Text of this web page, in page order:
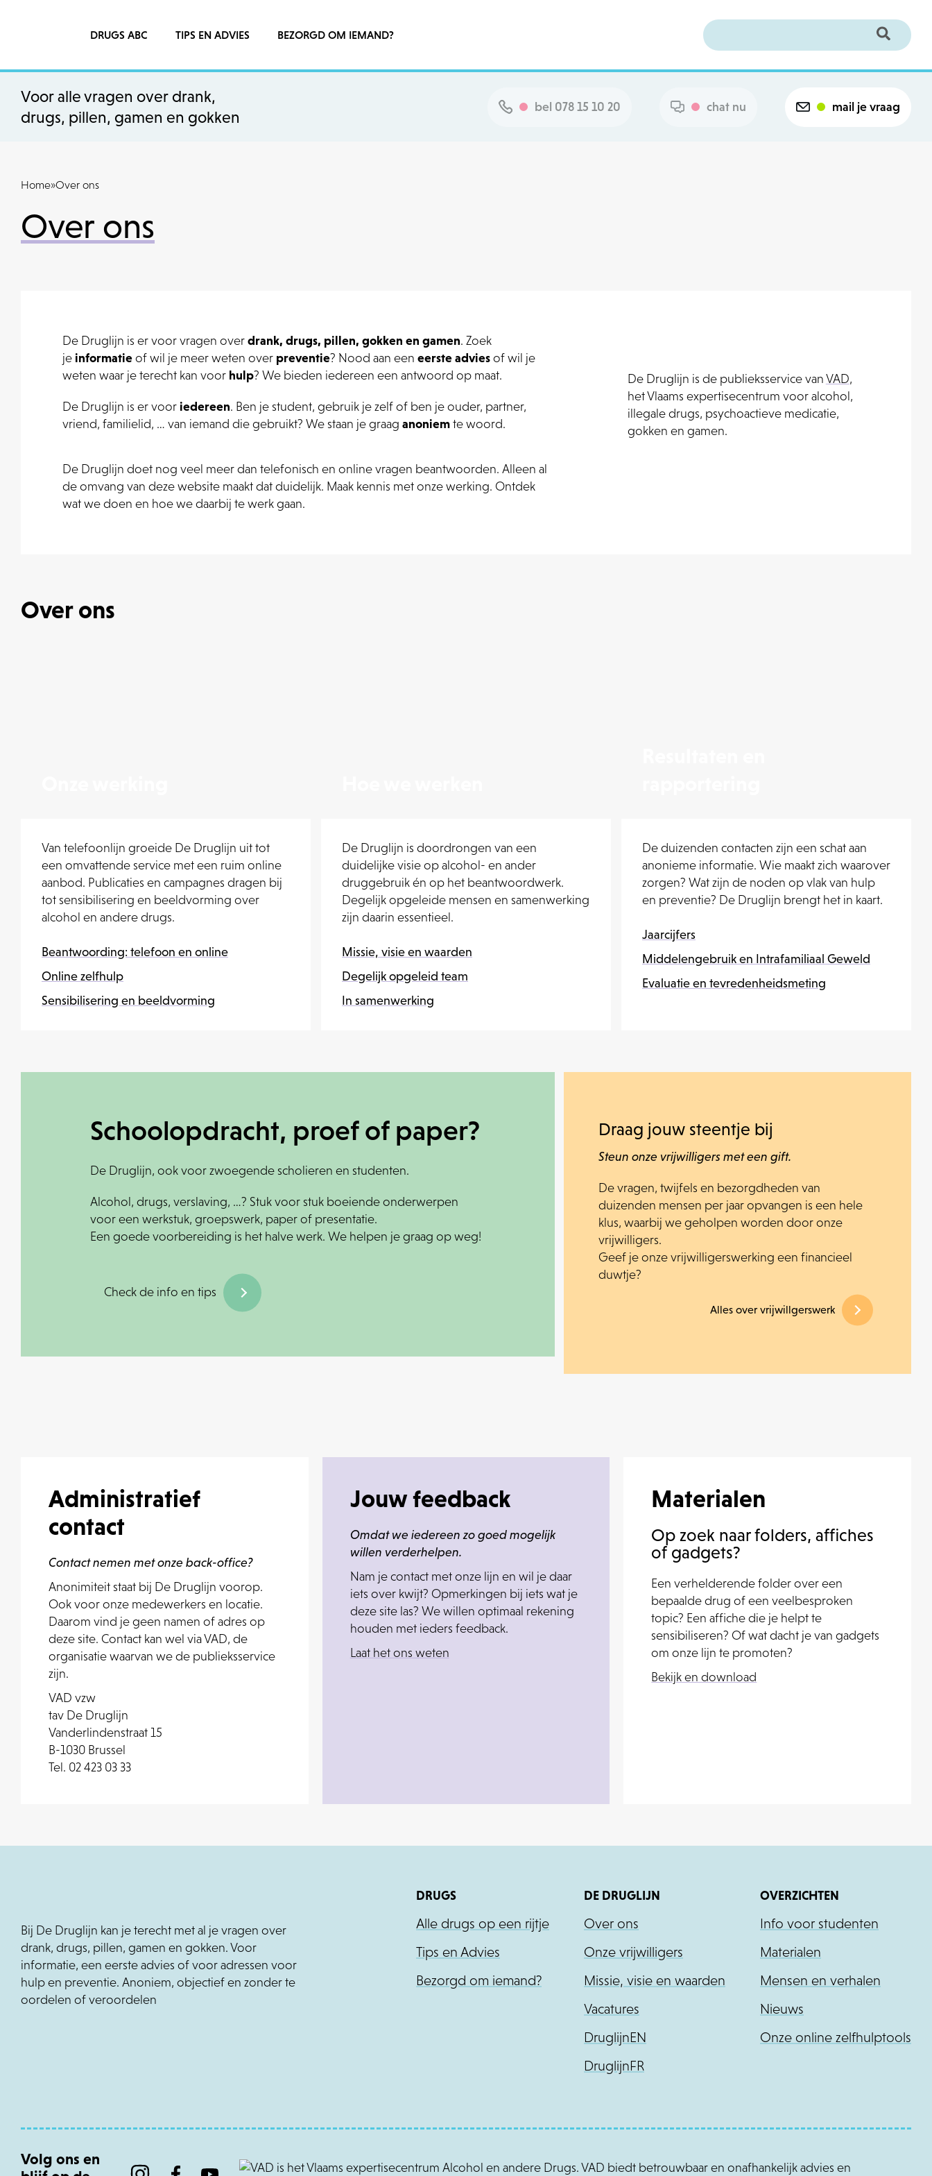
DRUGS ABC TIPS EN ADVIES BEZORGD OM IEMAND?
Voor alle vragen over drank,
drugs, pillen, gamen en gokken
bel 078 15 10 20 chat nu mail je vraag
Home»Over ons
Over ons
De Druglijn is er voor vragen over drank, drugs, pillen, gokken en gamen. Zoek
je informatie of wil je meer weten over preventie? Nood aan een eerste advies of wil je
weten waar je terecht kan voor hulp? We bieden iedereen een antwoord op maat.
De Druglijn is er voor iedereen. Ben je student, gebruik je zelf of ben je ouder, partner,
vriend, familielid, … van iemand die gebruikt? We staan je graag anoniem te woord.
De Druglijn doet nog veel meer dan telefonisch en online vragen beantwoorden. Alleen al
de omvang van deze website maakt dat duidelijk. Maak kennis met onze werking. Ontdek
wat we doen en hoe we daarbij te werk gaan.
De Druglijn is de publieksservice van VAD,
het Vlaams expertisecentrum voor alcohol,
illegale drugs, psychoactieve medicatie,
gokken en gamen.
Over ons
Van telefoonlijn groeide De Druglijn uit tot
een omvattende service met een ruim online
aanbod. Publicaties en campagnes dragen bij
tot sensibilisering en beeldvorming over
alcohol en andere drugs.
Beantwoording: telefoon en online
Online zelfhulp
Sensibilisering en beeldvorming
De Druglijn is doordrongen van een
duidelijke visie op alcohol- en ander
druggebruik én op het beantwoordwerk.
Degelijk opgeleide mensen en samenwerking
zijn daarin essentieel.
Missie, visie en waarden
Degelijk opgeleid team
In samenwerking
De duizenden contacten zijn een schat aan
anonieme informatie. Wie maakt zich waarover
zorgen? Wat zijn de noden op vlak van hulp
en preventie? De Druglijn brengt het in kaart.
Jaarcijfers
Middelengebruik en Intrafamiliaal Geweld
Evaluatie en tevredenheidsmeting
Schoolopdracht, proef of paper?
De Druglijn, ook voor zwoegende scholieren en studenten.
Alcohol, drugs, verslaving, …? Stuk voor stuk boeiende onderwerpen
voor een werkstuk, groepswerk, paper of presentatie.
Een goede voorbereiding is het halve werk. We helpen je graag op weg!
Check de info en tips
Draag jouw steentje bij
Steun onze vrijwilligers met een gift.
De vragen, twijfels en bezorgdheden van
duizenden mensen per jaar opvangen is een hele
klus, waarbij we geholpen worden door onze
vrijwilligers.
Geef je onze vrijwilligerswerking een financieel
duwtje?
Alles over vrijwillgerswerk
Administratief
contact
Contact nemen met onze back-office?
Anonimiteit staat bij De Druglijn voorop.
Ook voor onze medewerkers en locatie.
Daarom vind je geen namen of adres op
deze site. Contact kan wel via VAD, de
organisatie waarvan we de publieksservice
zijn.
VAD vzw
tav De Druglijn
Vanderlindenstraat 15
B-1030 Brussel
Tel. 02 423 03 33
Jouw feedback
Omdat we iedereen zo goed mogelijk
willen verderhelpen.
Nam je contact met onze lijn en wil je daar
iets over kwijt? Opmerkingen bij iets wat je
deze site las? We willen optimaal rekening
houden met ieders feedback.
Laat het ons weten
Materialen
Op zoek naar folders, affiches
of gadgets?
Een verhelderende folder over een
bepaalde drug of een veelbesproken
topic? Een affiche die je helpt te
sensibiliseren? Of wat dacht je van gadgets
om onze lijn te promoten?
Bekijk en download
Bij De Druglijn kan je terecht met al je vragen over
drank, drugs, pillen, gamen en gokken. Voor
informatie, een eerste advies of voor adressen voor
hulp en preventie. Anoniem, objectief en zonder te
oordelen of veroordelen
DRUGS
Alle drugs op een rijtje
Tips en Advies
Bezorgd om iemand?
DE DRUGLIJN
Over ons
Onze vrijwilligers
Missie, visie en waarden
Vacatures
DruglijnEN
DruglijnFR
OVERZICHTEN
Info voor studenten
Materialen
Mensen en verhalen
Nieuws
Onze online zelfhulptools
Volg ons en